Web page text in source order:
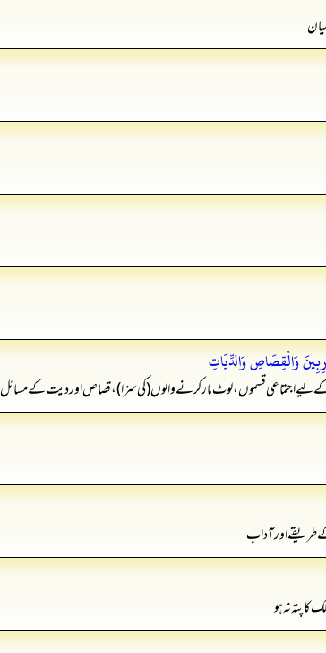
وَالْقِصَاصِ وَالدِّيَاتِ
لیے اجتماعی قسموں، لوٹ مار کرنے والوں (کی سزا)، قصاص اور دیت کے مسائل
طریقے اور آداب
کا پتہ نہ ہو